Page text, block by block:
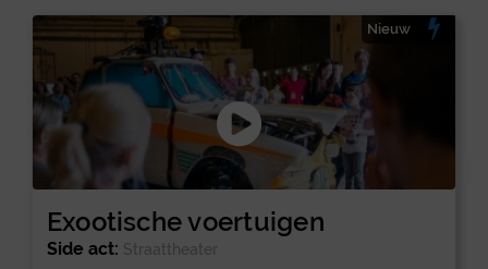
Exootische voertuigen
Nieuw
Side act: Straattheater